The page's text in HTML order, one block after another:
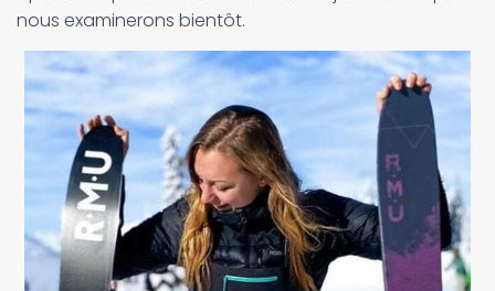
nous examinerons bientôt.